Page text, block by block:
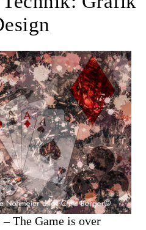
The Game is over